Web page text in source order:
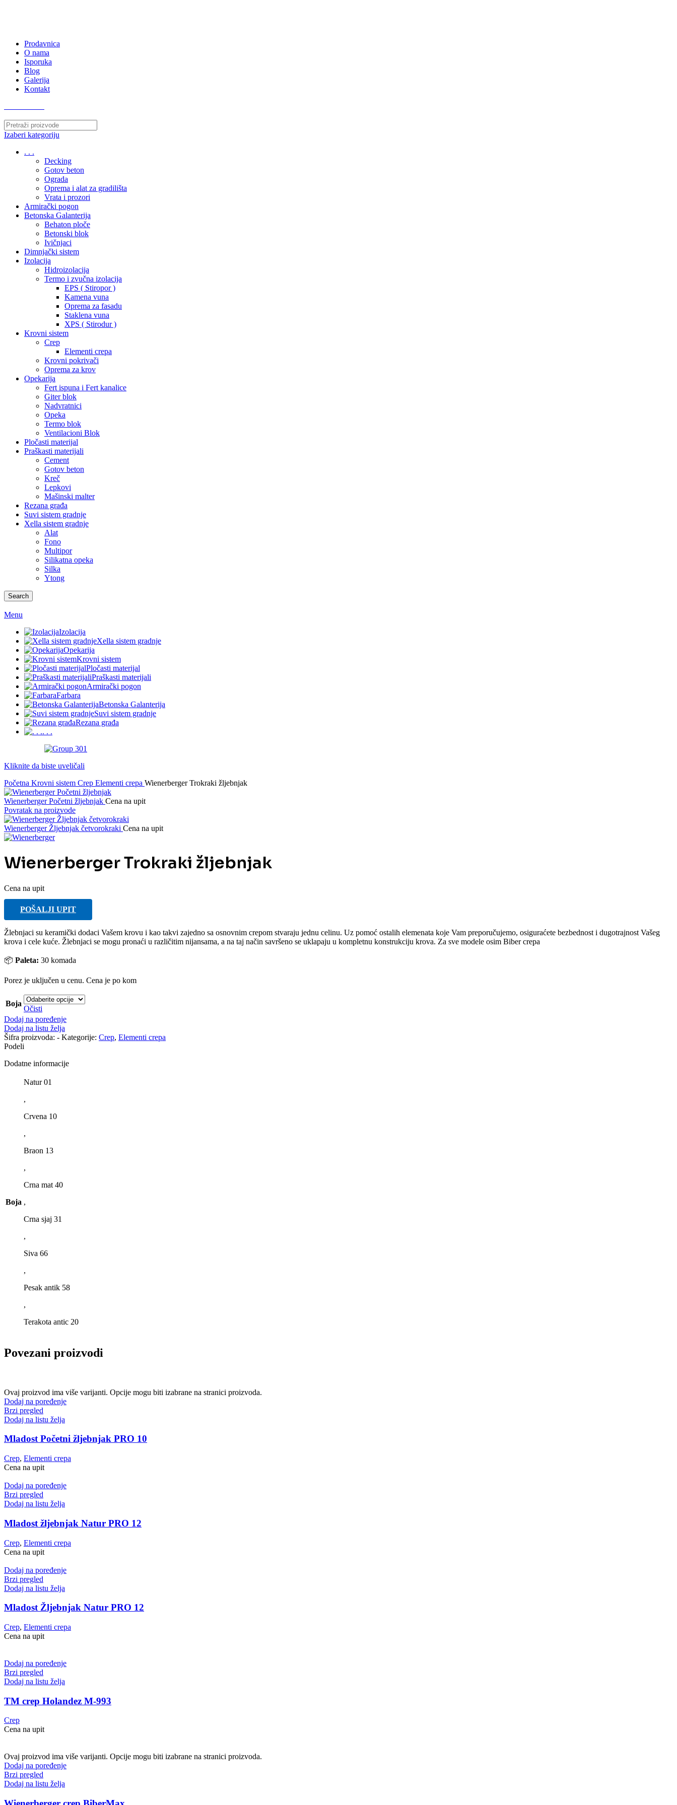
Prodavnica
O nama
Isporuka
Blog
Galerija
Kontakt
Izaberi kategoriju
. . .
Decking
Gotov beton
Ograda
Oprema i alat za gradilišta
Vrata i prozori
Armirački pogon
Betonska Galanterija
Behaton ploče
Betonski blok
Ivičnjaci
Dimnjački sistem
Izolacija
Hidroizolacija
Termo i zvučna izolacija
EPS ( Stiropor )
Kamena vuna
Oprema za fasadu
Staklena vuna
XPS ( Stirodur )
Krovni sistem
Crep
Elementi crepa
Krovni pokrivači
Oprema za krov
Opekarija
Fert ispuna i Fert kanalice
Giter blok
Nadvratnici
Opeka
Termo blok
Ventilacioni Blok
Pločasti materijal
Praškasti materijali
Cement
Gotov beton
Kreč
Lepkovi
Mašinski malter
Rezana građa
Suvi sistem gradnje
Xella sistem gradnje
Alat
Fono
Multipor
Silikatna opeka
Silka
Ytong
Search
Menu
Izolacija
Xella sistem gradnje
Opekarija
Krovni sistem
Pločasti materijal
Praškasti materijali
Armirački pogon
Farbara
Betonska Galanterija
Suvi sistem gradnje
Rezana građa
. . .
Kliknite da biste uveličali
Početna Krovni sistem Crep Elementi crepa Wienerberger Trokraki žljebnjak
Wienerberger Početni žljebnjak Cena na upit
Povratak na proizvode
Wienerberger Žljebnjak četvorokraki Cena na upit
Wienerberger Trokraki žljebnjak
Cena na upit
POŠALJI UPIT
Žlebnjaci su keramički dodaci Vašem krovu i kao takvi zajedno sa osnovnim crepom stvaraju jednu celinu. Uz pomoć ostalih elemenata koje Vam preporučujemo, osiguraćete bezbednost i dugotrajnost Vašeg
krova i cele kuće. Žlebnjaci se mogu pronaći u različitim nijansama, a na taj način savršeno se uklapaju u kompletnu konstrukciju krova. Za sve modele osim Biber crepa
📦 Paleta: 30 komada
Porez je uključen u cenu. Cena je po kom
Boja
Očisti
Dodaj na poređenje
Dodaj na listu želja
Šifra proizvoda: - Kategorije: Crep, Elementi crepa
Podeli
Dodatne informacije
Boja
Natur 01
,
Crvena 10
,
Braon 13
,
Crna mat 40
,
Crna sjaj 31
,
Siva 66
,
Pesak antik 58
,
Terakota antic 20
Povezani proizvodi
Ovaj proizvod ima više varijanti. Opcije mogu biti izabrane na stranici proizvoda.
Dodaj na poređenje
Brzi pregled
Dodaj na listu želja
Mladost Početni žljebnjak PRO 10
Crep, Elementi crepa
Cena na upit
Dodaj na poređenje
Brzi pregled
Dodaj na listu želja
Mladost žljebnjak Natur PRO 12
Crep, Elementi crepa
Cena na upit
Dodaj na poređenje
Brzi pregled
Dodaj na listu želja
Mladost Žljebnjak Natur PRO 12
Crep, Elementi crepa
Cena na upit
Dodaj na poređenje
Brzi pregled
Dodaj na listu želja
TM crep Holandez M-993
Crep
Cena na upit
Ovaj proizvod ima više varijanti. Opcije mogu biti izabrane na stranici proizvoda.
Dodaj na poređenje
Brzi pregled
Dodaj na listu želja